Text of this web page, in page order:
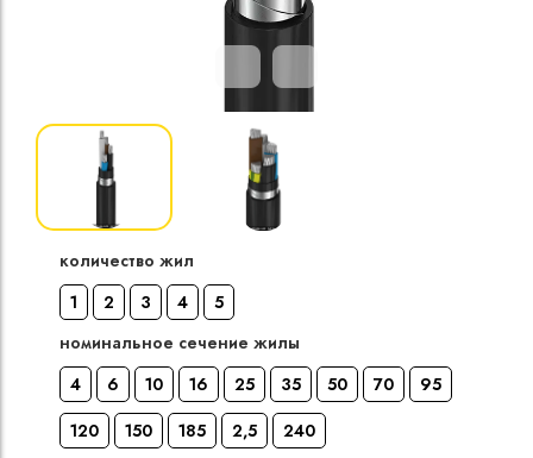
количество жил
1
2 3 4
5
номинальное сечение жилы
4
6 10 16 25 35 50 70
95
120
150 185 2,5
240